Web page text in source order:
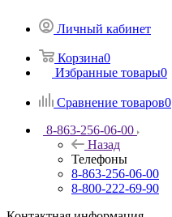
Личный кабинет
Корзина0
Избранные товары0
Сравнение товаров0
8-863-256-06-00
Назад
Телефоны
8-863-256-06-00
8-800-222-69-90